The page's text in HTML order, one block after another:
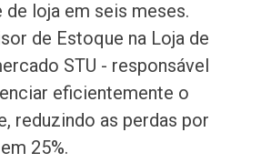
de loja em seis meses.
de Estoque na Loja de
STU - responsável
eficientemente o
reduzindo as perdas por
25%.